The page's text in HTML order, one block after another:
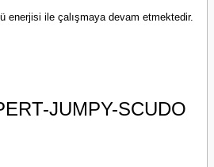
enerjisi ile çalışmaya devam etmektedir.
JUMPY-SCUDO